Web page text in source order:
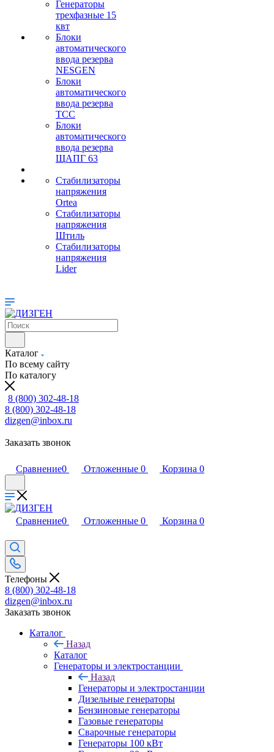
Генераторы
трехфазные 15
квт
Блоки
автоматического
ввода резерва
NESGEN
Блоки
автоматического
ввода резерва
ТСС
Блоки
автоматического
ввода резерва
ЩАПГ 63
Стабилизаторы
напряжения
Ortea
Стабилизаторы
напряжения
Штиль
Стабилизаторы
напряжения
Lider
Каталог
По всему сайту
По каталогу
8 (800) 302-48-18
8 (800) 302-48-18
dizgen@inbox.ru
Заказать звонок
Сравнение0 Отложенные 0 Корзина 0
Сравнение0 Отложенные 0 Корзина 0
Телефоны
8 (800) 302-48-18
dizgen@inbox.ru
Заказать звонок
Каталог
Назад
Каталог
Генераторы и электростанции
Назад
Генераторы и электростанции
Дизельные генераторы
Бензиновые генераторы
Газовые генераторы
Сварочные генераторы
Генераторы 100 кВт